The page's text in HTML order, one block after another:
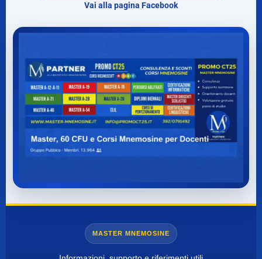
Vai alla pagina Facebook
MASTER MNEMOSINE